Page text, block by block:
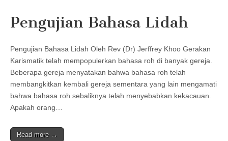
Pengujian Bahasa Lidah
Pengujian Bahasa Lidah Oleh Rev (Dr) Jerffrey Khoo Gerakan
Karismatik telah mempopulerkan bahasa roh di banyak gereja.
Beberapa gereja menyatakan bahwa bahasa roh telah
membangkitkan kembali gereja sementara yang lain mengamati
bahwa bahasa roh sebaliknya telah menyebabkan kekacauan.
Apakah orang…
Read more →